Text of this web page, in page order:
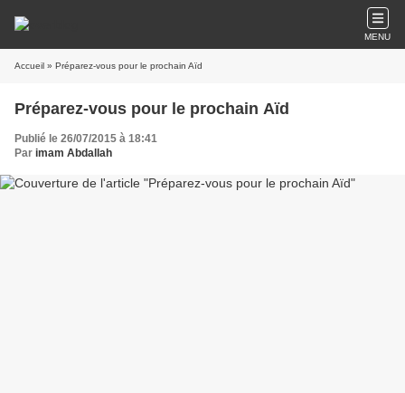
MENU
Accueil » Préparez-vous pour le prochain Aïd
Préparez-vous pour le prochain Aïd
Publié le 26/07/2015 à 18:41
Par imam Abdallah